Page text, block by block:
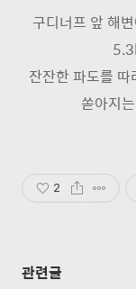
구디너프 앞 해
잔잔한 파도를
쏟아지
2
관련글